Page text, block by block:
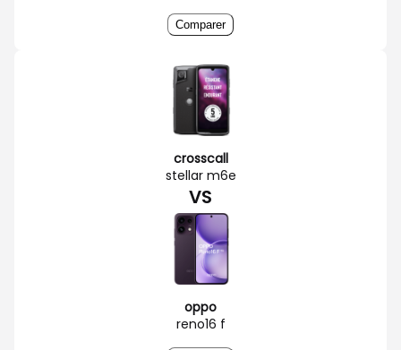
Comparer
crosscall
stellar m6e
VS
oppo
reno16 f